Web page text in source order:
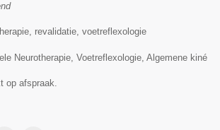
revalidatie, voetreflexologie
Neurotherapie, Voetreflexologie, Algemene kiné
op afspraak.